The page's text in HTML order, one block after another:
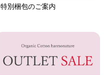
特別梱包のご案内